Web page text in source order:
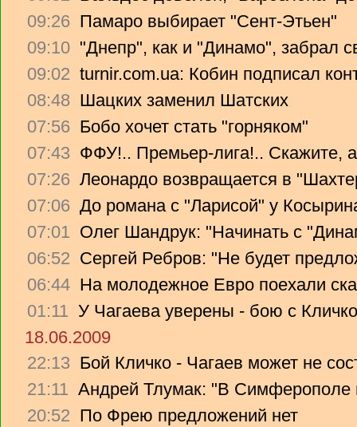
09:26 Памаро выбирает "Сент-Этьен"
09:10 "Днепр", как и "Динамо", забрал
09:02 turnir.com.ua: Кобин подписал
08:48 Шацких заменил Шатских
07:56 Бобо хочет стать "горняком"
07:43 ФФУ!.. Премьер-лига!.. Скажите,
07:26 Леонардо возвращается в
07:06 До романа с "Ларисой" у
07:01 Олег Шандрук: "Начинать с
06:52 Сергей Ребров: "Не будет
06:44 На молодежное Евро поехали
01:11 У Чагаева уверены - бою с
18.06.2009
22:13 Бой Кличко - Чагаев может не
21:11 Андрей Тлумак: "В Симферополе
20:52 По Фрею предложений нет